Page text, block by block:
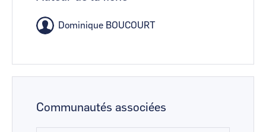
Dominique BOUCOURT
Communautés associées